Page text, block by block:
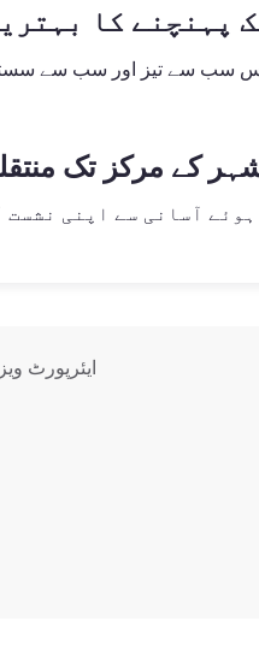
پہنچنے کا
سب سے تیز اور سب سے سستا
کے مرکز تک
آسانی سے اپنی نشست